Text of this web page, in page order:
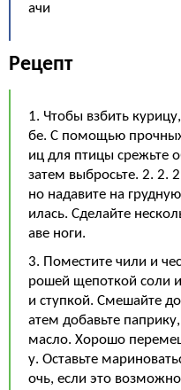
ачи
Рецепт
1. Чтобы взбить
бе. С помощью
иц для птицы срежьте
затем выбросьте. 2. 2.
но надавите на
илась. Сделайте
аве ноги.
3. Поместите чили и
рошей щепоткой соли
и ступкой. Смешайте
атем добавьте
масло. Хорошо
у. Оставьте
очь, если это